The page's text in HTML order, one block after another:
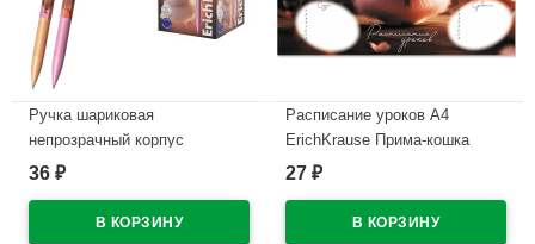
Ручка шариковая
непрозрачный корпус
(ErichKrause) Прима-кошка
арт.65352 (Ст.50)
36 ₽
Расписание уроков А4
ErichKrause Прима-кошка
арт.65307
27 ₽